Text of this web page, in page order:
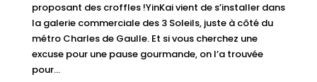
proposant des croffles !YinKai vient de s’installer dans
la galerie commerciale des 3 Soleils, juste à côté du
métro Charles de Gaulle. Et si vous cherchez une
excuse pour une pause gourmande, on l’a trouvée
pour...